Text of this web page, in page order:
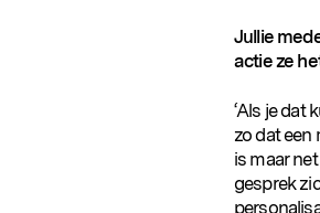
Jullie
actie ze
‘Als je dat
zo dat een
is maar
gesprek